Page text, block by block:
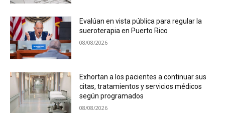
Evalúan en vista pública para regular la
sueroterapia en Puerto Rico
08/08/2026
Exhortan a los pacientes a continuar sus
citas, tratamientos y servicios médicos
según programados
08/08/2026